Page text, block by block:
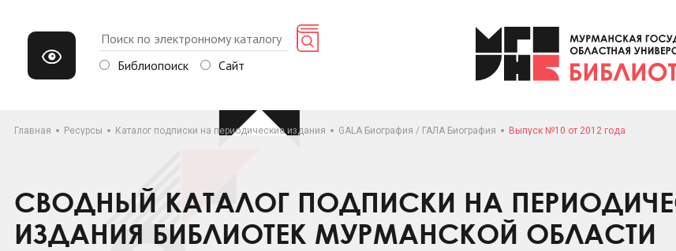
Библиопоиск Сайт
Главная Ресурсы Каталог подписки на периодические издания GALA Биография / ГАЛА Биография Выпуск №10 от 2012 года
СВОДНЫЙ КАТАЛОГ ПОДПИСКИ НА
ИЗДАНИЯ БИБЛИОТЕК МУРМАНСКОЙ ОБЛАСТИ